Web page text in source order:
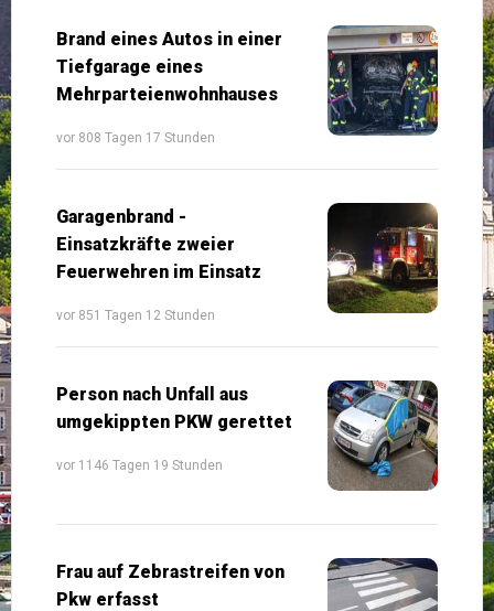
Brand eines Autos in einer
Tiefgarage eines
Mehrparteienwohnhauses
vor 808 Tagen 17 Stunden
Garagenbrand -
Einsatzkräfte zweier
Feuerwehren im Einsatz
vor 851 Tagen 12 Stunden
Person nach Unfall aus
umgekippten PKW gerettet
vor 1146 Tagen 19 Stunden
Frau auf Zebrastreifen von
Pkw erfasst